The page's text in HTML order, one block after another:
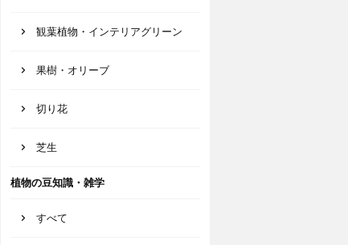
観葉植物・インテリアグリーン
果樹・オリーブ
切り花
芝生
植物の豆知識・雑学
すべて